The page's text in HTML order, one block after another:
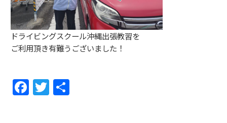
ドライビングスクール沖縄出張教習を
ご利用頂き有難うございました！
F
a
T
w